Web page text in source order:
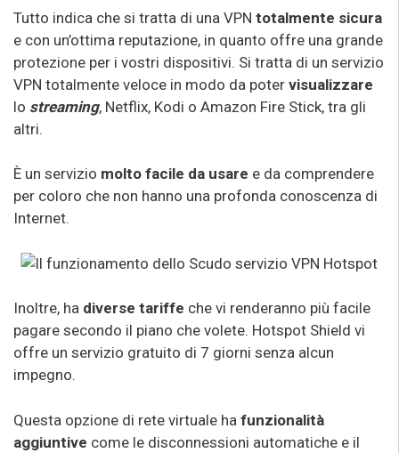
Tutto indica che si tratta di una VPN totalmente sicura
e con un’ottima reputazione, in quanto offre una grande
protezione per i vostri dispositivi. Si tratta di un servizio
VPN totalmente veloce in modo da poter visualizzare
lo streaming, Netflix, Kodi o Amazon Fire Stick, tra gli
altri.
È un servizio molto facile da usare e da comprendere
per coloro che non hanno una profonda conoscenza di
Internet.
Inoltre, ha diverse tariffe che vi renderanno più facile
pagare secondo il piano che volete. Hotspot Shield vi
offre un servizio gratuito di 7 giorni senza alcun
impegno.
Questa opzione di rete virtuale ha funzionalità
aggiuntive come le disconnessioni automatiche e il